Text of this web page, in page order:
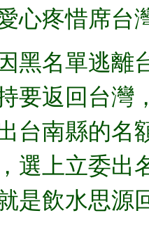
心疼惜席台
黑名單逃離
要返回台灣
台南縣的名
選上立委出
是飲水思源